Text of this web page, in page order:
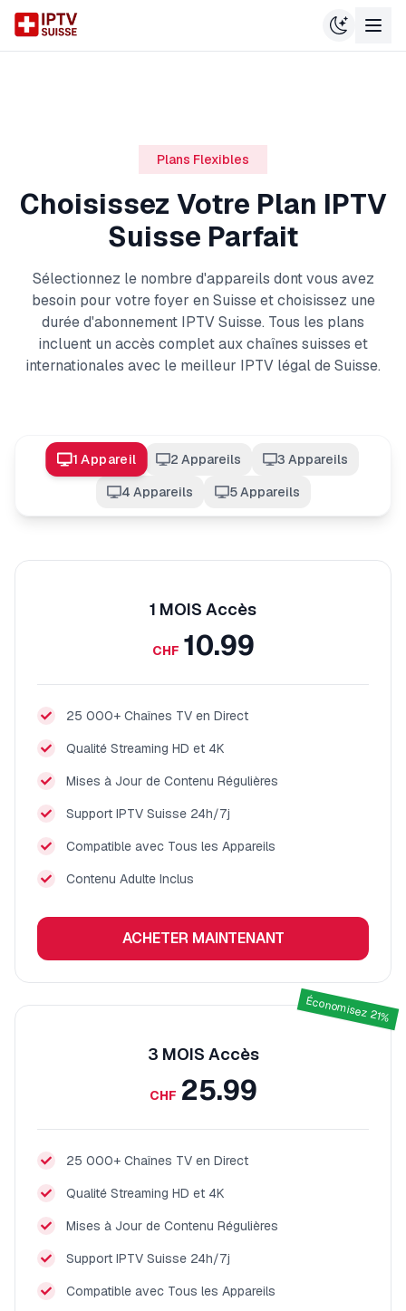
Plans Flexibles
Choisissez Votre Plan IPTV
Suisse Parfait
Sélectionnez le nombre d'appareils dont vous avez
besoin pour votre foyer en Suisse et choisissez une
durée d'abonnement IPTV Suisse. Tous les plans
incluent un accès complet aux chaînes suisses et
internationales avec le meilleur IPTV légal de Suisse.
1 Appareil 2 Appareils 3 Appareils
4 Appareils 5Appareils
1 MOIS Accès
CHF 10.99
25 000+ Chaînes TV en Direct
Qualité Streaming HD et 4K
Mises à Jour de Contenu Régulières
Support IPTV Suisse 24h/7j
Compatible avec Tous les Appareils
Contenu Adulte Inclus
ACHETER MAINTENANT
Économisez 21%
3 MOIS Accès
CHF 25.99
25 000+ Chaînes TV en Direct
Qualité Streaming HD et 4K
Mises à Jour de Contenu Régulières
Support IPTV Suisse 24h/7j
Compatible avec Tous les Appareils